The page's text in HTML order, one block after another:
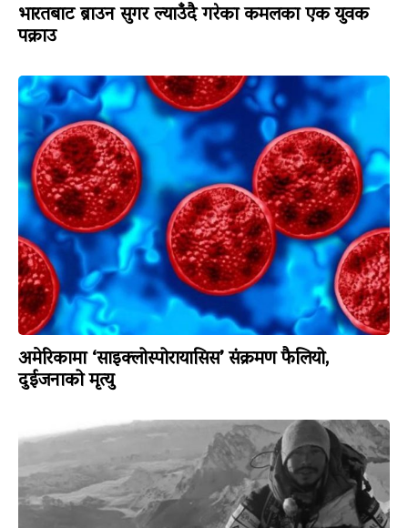
भारतबाट ब्राउन सुगर ल्याउँदै गरेका कमलका एक युवक
पक्राउ
अमेरिकामा ‘साइक्लोस्पोरायासिस’ संक्रमण फैलियो,
दुईजनाको मृत्यु